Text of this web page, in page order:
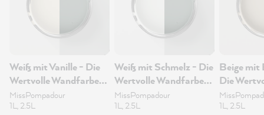
Weiß mit Vanille - Die
Wertvolle Wandfarbe
1L
MissPompadour
1L, 2.5L
Weiß mit Schmelz - Die
Wertvolle Wandfarbe
1L
MissPompadour
1L, 2.5L
Beige mit
Die
1L, 2.5L